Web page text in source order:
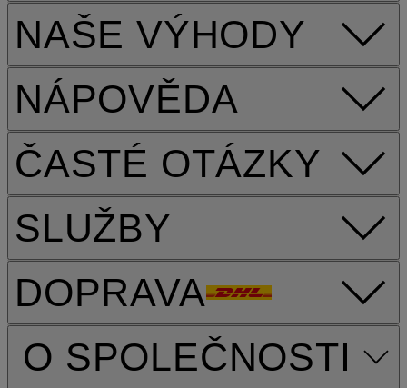
NÁPOVĚDA
ČASTÉ OTÁZKY
SLUŽBY
DOPRAVA
NAŠE VÝHODY
O SPOLEČNOSTI